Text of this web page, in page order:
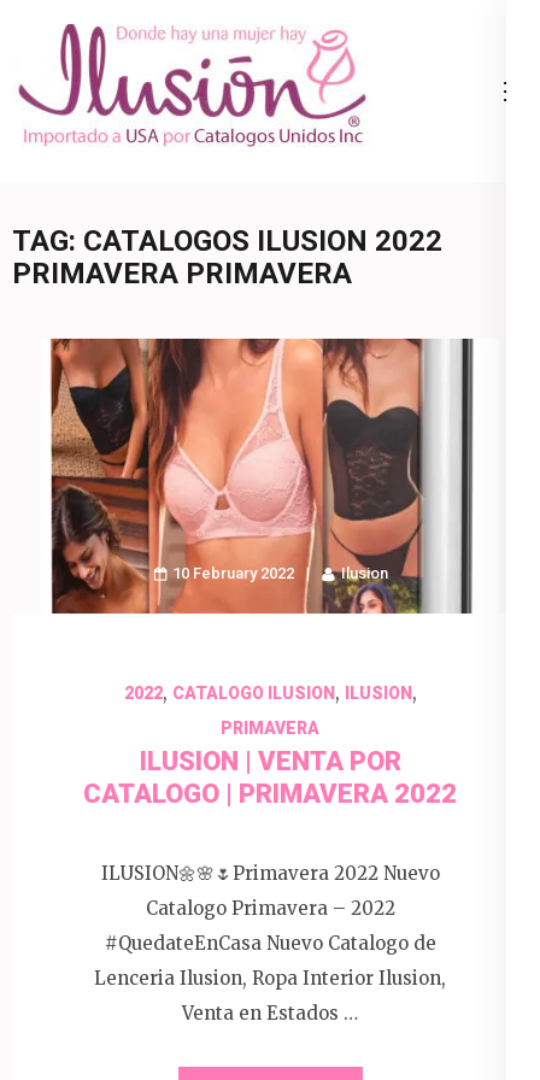
content
(Press
Ropa Interior
800.825.9452
TAG: CATALOGOS ILUSION 2022
PRIMAVERA PRIMAVERA
10 February 2022 Ilusion
2022, CATALOGO ILUSION, ILUSION,
PRIMAVERA
ILUSION | VENTA POR
CATALOGO | PRIMAVERA 2022
ILUSION🌼🌸🌷Primavera 2022 Nuevo
Catalogo Primavera – 2022
#QuedateEnCasa Nuevo Catalogo de
Lenceria Ilusion, Ropa Interior Ilusion,
Venta en Estados …